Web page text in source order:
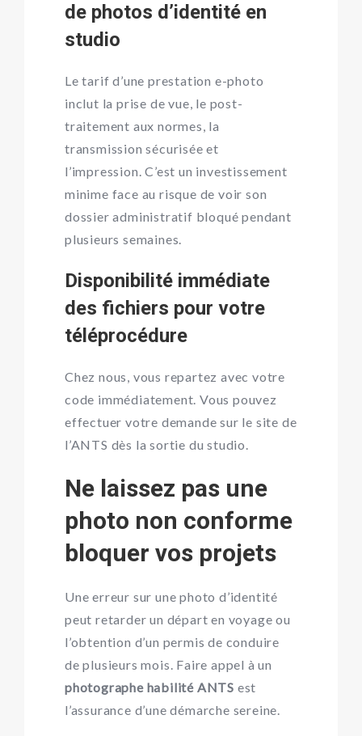
de photos d’identité en
studio
Le tarif d’une prestation e-photo
inclut la prise de vue, le post-
traitement aux normes, la
transmission sécurisée et
l’impression. C’est un investissement
minime face au risque de voir son
dossier administratif bloqué pendant
plusieurs semaines.
Disponibilité immédiate
des fichiers pour votre
téléprocédure
Chez nous, vous repartez avec votre
code immédiatement. Vous pouvez
effectuer votre demande sur le site de
l’ANTS dès la sortie du studio.
Ne laissez pas une
photo non conforme
bloquer vos projets
Une erreur sur une photo d’identité
peut retarder un départ en voyage ou
l’obtention d’un permis de conduire
de plusieurs mois. Faire appel à un
photographe habilité ANTS est
l’assurance d’une démarche sereine.